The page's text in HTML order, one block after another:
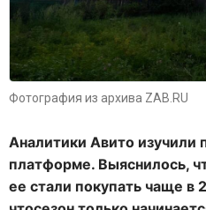
Фотография из архива ZAB.RU
Аналитики Авито изучили
платформе. Выяснилось,
ее стали покупать чаще в